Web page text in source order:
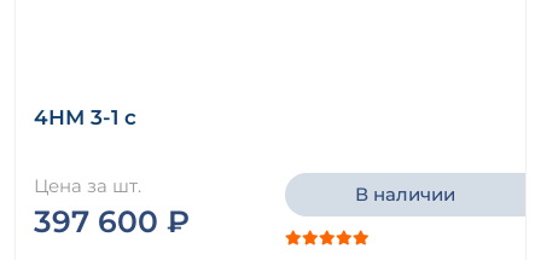
4НМ 3-1 с
Цена за шт.
397 600 ₽
В наличии